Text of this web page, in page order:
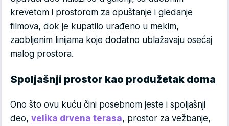
krevetom i prostorom za opuštanje i gledanje
filmova, dok je kupatilo urađeno u mekim,
zaobljenim linijama koje dodatno ublažavaju osećaj
malog prostora.
Spoljašnji prostor kao produžetak doma
Ono što ovu kuću čini posebnom jeste i spoljašnji
deo, velika drvena terasa, prostor za vežbanje,